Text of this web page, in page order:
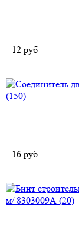
12 руб
16 руб